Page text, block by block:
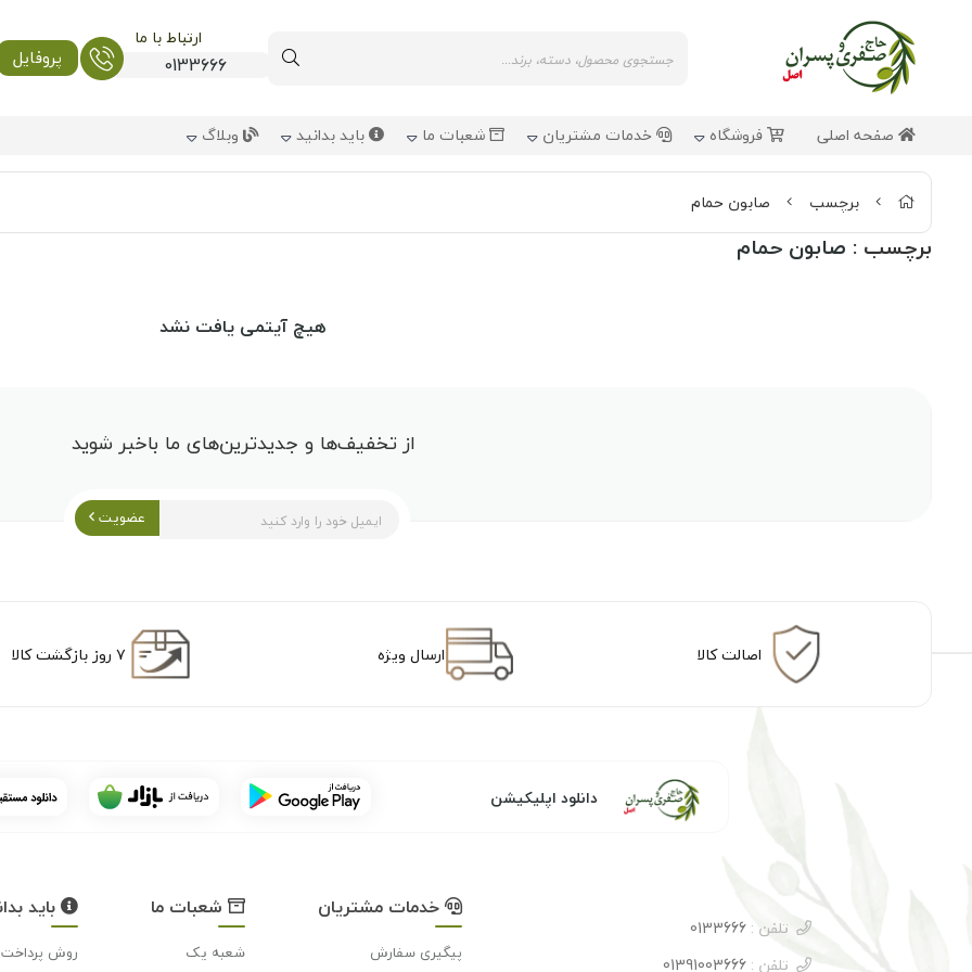
ارتباط با ما
0133666 پروفایل
صفحه اصلی فروشگاه خدمات مشتریان شعبات ما باید بدانید وبلاگ
برچسب صابون حمام
برچسب : صابون حمام
هیچ آیتمی یافت نشد
از تخفیف‌ها و جدیدترین‌های ما باخبر شوید
عضویت
اصالت کالا ارسال ویژه ۷ روز بازگشت کالا
دانلود اپلیکیشن
تلفن : 0133666
تلفن : 01391003666
خدمات مشتریان
پیگیری سفارش
شعبات ما
شعبه یک
باید
روش پرداخت